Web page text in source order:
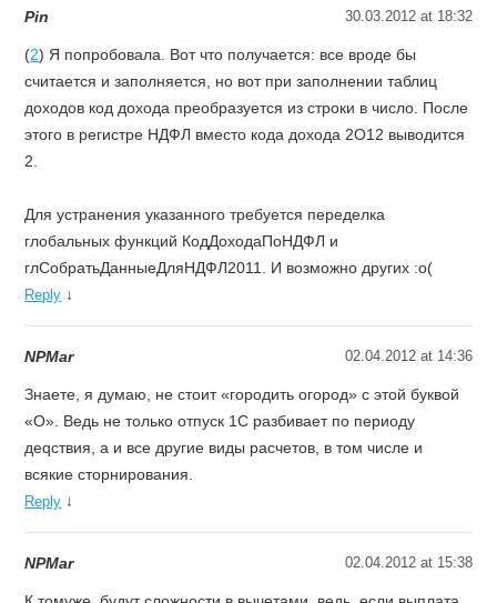
Pin 30.03.2012 at 18:32
(2) Я попробовала. Вот что получается: все вроде бы
считается и заполняется, но вот при заполнении таблиц
доходов код дохода преобразуется из строки в число. После
этого в регистре НДФЛ вместо кода дохода 2О12 выводится
2.
Для устранения указанного требуется переделка
глобальных функций КодДоходаПоНДФЛ и
глСобратьДанныеДляНДФЛ2011. И возможно других :о(
Reply ↓
NPMar 02.04.2012 at 14:36
Знаете, я думаю, не стоит «городить огород» с этой буквой
«О». Ведь не только отпуск 1C разбивает по периоду
деqствия, а и все другие виды расчетов, в том числе и
всякие сторнирования.
Reply ↓
NPMar 02.04.2012 at 15:38